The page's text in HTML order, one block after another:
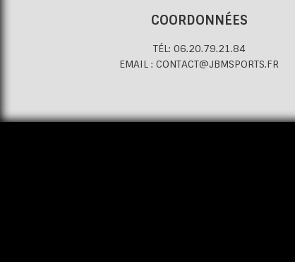
COORDONNÉES
TÉL: 06.20.79.21.84
EMAIL : CONTACT@JBMSPORTS.FR